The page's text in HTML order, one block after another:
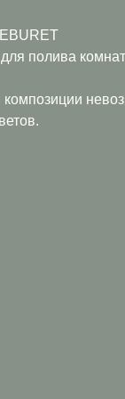
полива